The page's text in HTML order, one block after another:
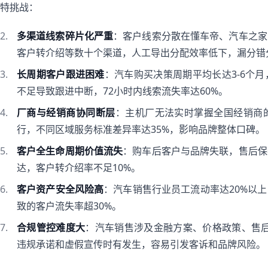
特挑战：
多渠道线索碎片化严重：客户线索分散在懂车帝、汽车之
客户转介绍等数十个渠道，人工导出分配效率低下，漏分
长周期客户跟进困难：汽车购买决策周期平均长达3-6个
不足导致跟进中断，72小时内线索流失率达60%。
厂商与经销商协同断层：主机厂无法实时掌握全国经销
行，不同区域服务标准差异率达35%，影响品牌整体口碑。
客户全生命周期价值流失：购车后客户与品牌失联，售后
达，客户转介绍率不足10%。
客户资产安全风险高：汽车销售行业员工流动率达20%以
致的客户流失率超30%。
合规管控难度大：汽车销售涉及金融方案、价格政策、售
违规承诺和虚假宣传时有发生，容易引发客诉和品牌风险。